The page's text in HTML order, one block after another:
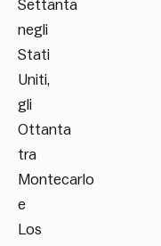
Settanta
negli
Stati
Uniti,
gli
Ottanta
tra
Montecarlo
e
Los